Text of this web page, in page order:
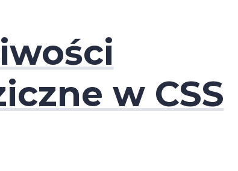
w CSS